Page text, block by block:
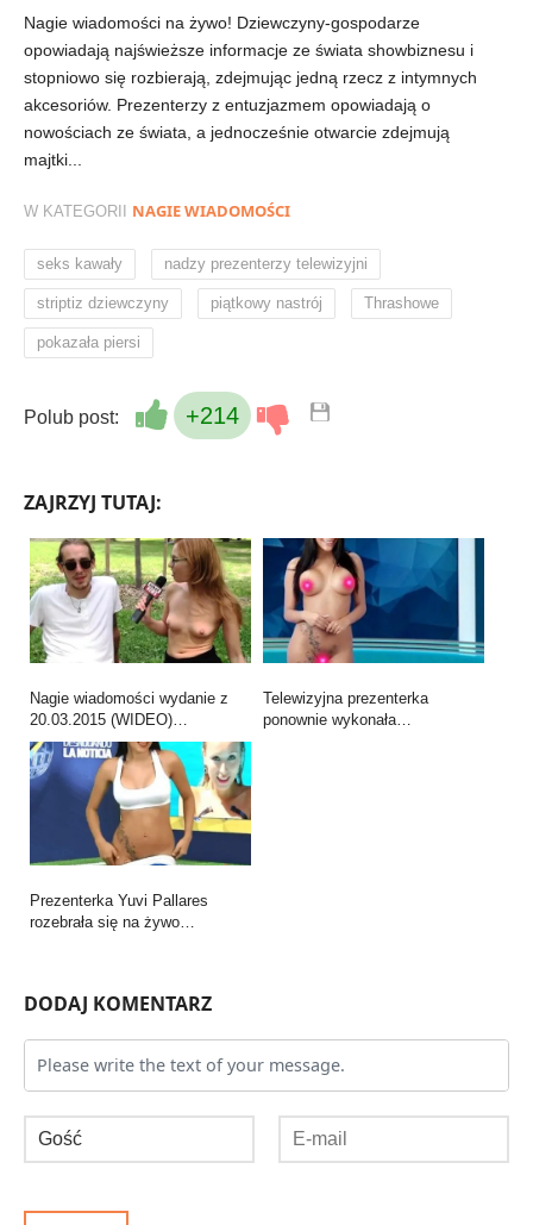
Nagie wiadomości na żywo! Dziewczyny-gospodarze
opowiadają najświeższe informacje ze świata showbiznesu i
stopniowo się rozbierają, zdejmując jedną rzecz z intymnych
akcesoriów. Prezenterzy z entuzjazmem opowiadają o
nowościach ze świata, a jednocześnie otwarcie zdejmują
majtki...
W KATEGORII NAGIE WIADOMOŚCI
seks kawały nadzy prezenterzy telewizyjni
striptiz dziewczyny piątkowy nastrój Thrashowe
pokazała piersi
Polub post: +214
ZAJRZYJ TUTAJ:
Nagie wiadomości wydanie z
20.03.2015 (WIDEO)…
Telewizyjna prezenterka
ponownie wykonała…
Prezenterka Yuvi Pallares
rozebrała się na żywo…
DODAJ KOMENTARZ